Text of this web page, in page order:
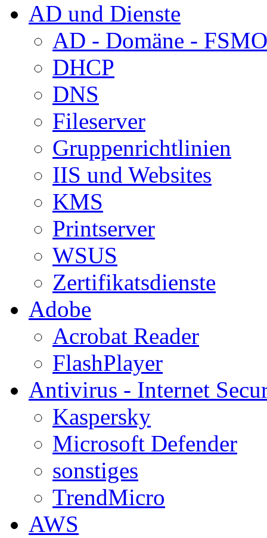
AD und Dienste
AD - Domäne - FSMO
DHCP
DNS
Fileserver
Gruppenrichtlinien
IIS und Websites
KMS
Printserver
WSUS
Zertifikatsdienste
Adobe
Acrobat Reader
FlashPlayer
Antivirus - Internet
Kaspersky
Microsoft Defender
sonstiges
TrendMicro
AWS